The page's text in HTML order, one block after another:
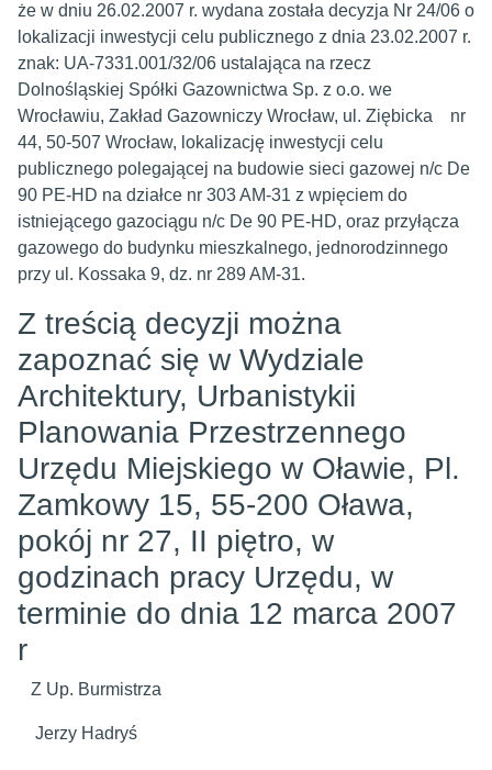
że w dniu 26.02.2007 r. wydana została decyzja Nr 24/06 o
lokalizacji inwestycji celu publicznego z dnia 23.02.2007 r.
znak: UA-7331.001/32/06 ustalająca na rzecz
Dolnośląskiej Spółki Gazownictwa Sp. z o.o. we
Wrocławiu, Zakład Gazowniczy Wrocław, ul. Ziębicka nr
44, 50-507 Wrocław, lokalizację inwestycji celu
publicznego polegającej na budowie sieci gazowej n/c De
90 PE-HD na działce nr 303 AM-31 z wpięciem do
istniejącego gazociągu n/c De 90 PE-HD, oraz przyłącza
gazowego do budynku mieszkalnego, jednorodzinnego
przy ul. Kossaka 9, dz. nr 289 AM-31.
Z treścią decyzji można
zapoznać się w Wydziale
Architektury, Urbanistykii
Planowania Przestrzennego
Urzędu Miejskiego w Oławie, Pl.
Zamkowy 15, 55-200 Oława,
pokój nr 27, II piętro, w
godzinach pracy Urzędu, w
terminie do dnia 12 marca 2007
r
Z Up. Burmistrza
Jerzy Hadryś